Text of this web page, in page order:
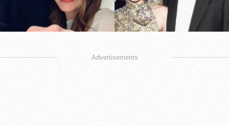
Advertisements